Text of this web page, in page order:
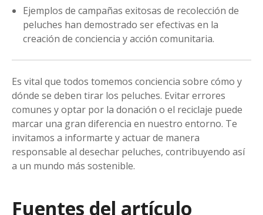
Ejemplos de campañas exitosas de recolección de
peluches han demostrado ser efectivas en la
creación de conciencia y acción comunitaria.
Es vital que todos tomemos conciencia sobre cómo y
dónde se deben tirar los peluches. Evitar errores
comunes y optar por la donación o el reciclaje puede
marcar una gran diferencia en nuestro entorno. Te
invitamos a informarte y actuar de manera
responsable al desechar peluches, contribuyendo así
a un mundo más sostenible.
Fuentes del artículo